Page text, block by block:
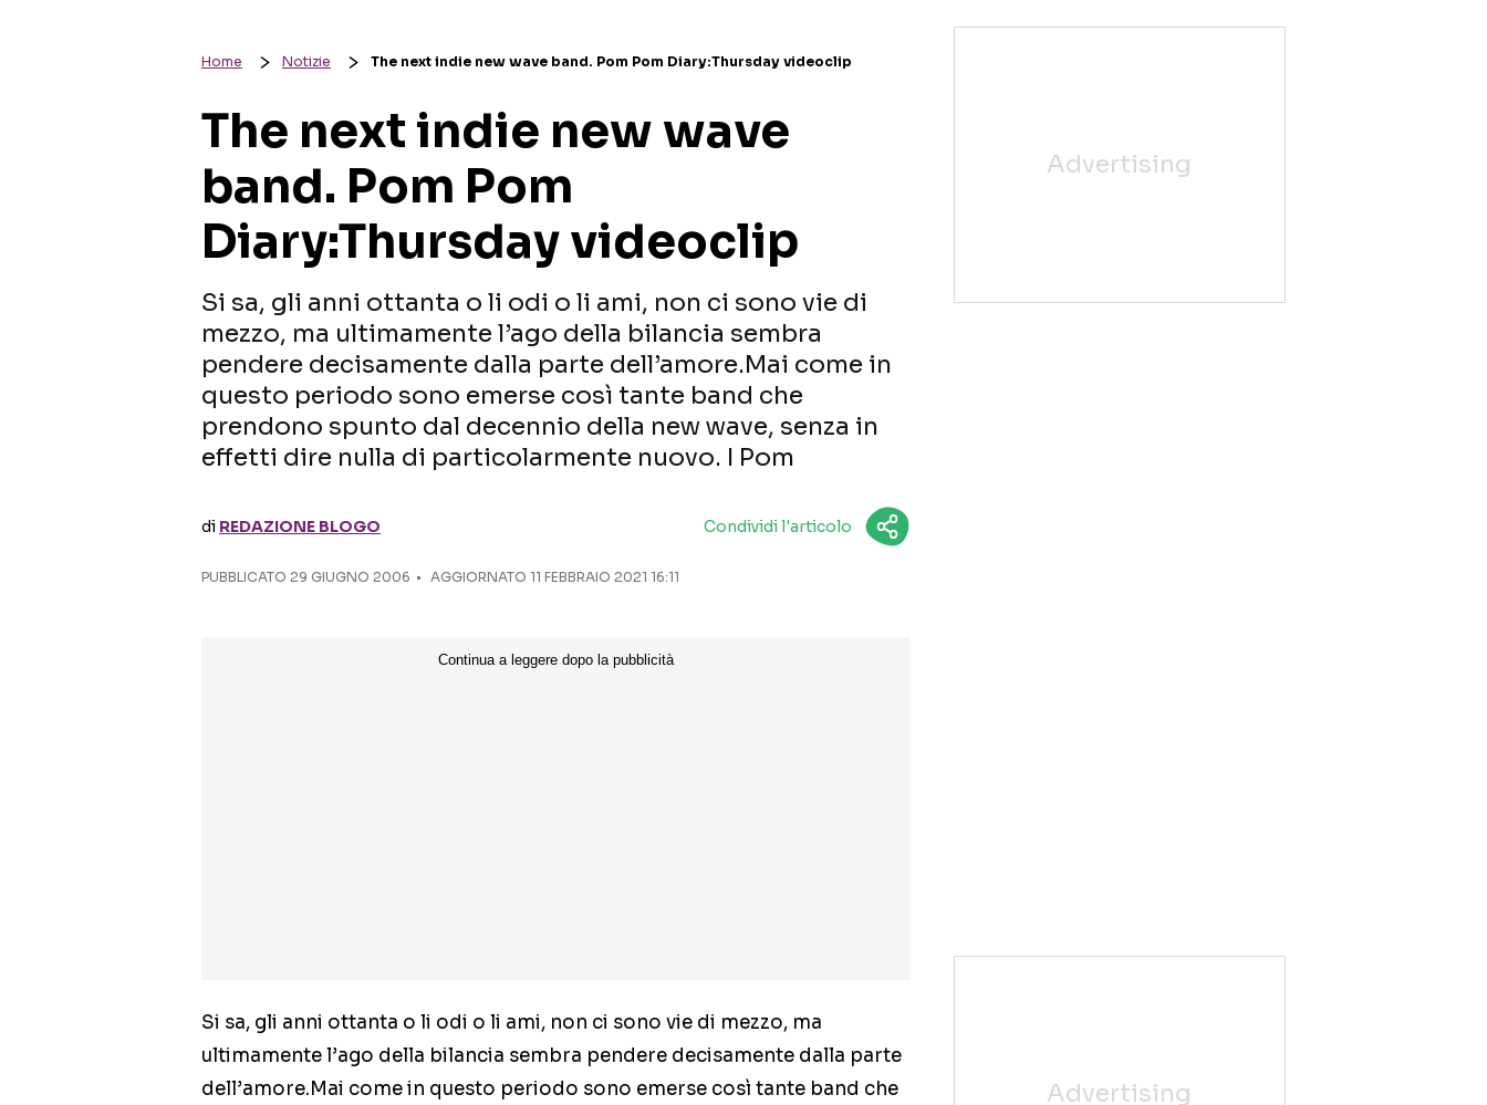
Home Notizie The next indie new wave band. Pom Pom Diary:Thursday videoclip
The next indie new wave
band. Pom Pom
Diary:Thursday videoclip
Si sa, gli anni ottanta o li odi o li ami, non ci sono vie di
mezzo, ma ultimamente l’ago della bilancia sembra
pendere decisamente dalla parte dell’amore.Mai come in
questo periodo sono emerse così tante band che
prendono spunto dal decennio della new wave, senza in
effetti dire nulla di particolarmente nuovo. I Pom
di REDAZIONE BLOGO Condividi l'articolo
PUBBLICATO 29 GIUGNO 2006 AGGIORNATO 11 FEBBRAIO 2021 16:11
Si sa, gli anni ottanta o li odi o li ami, non ci sono vie di mezzo, ma
ultimamente l’ago della bilancia sembra pendere decisamente dalla parte
dell’amore.Mai come in questo periodo sono emerse così tante band che